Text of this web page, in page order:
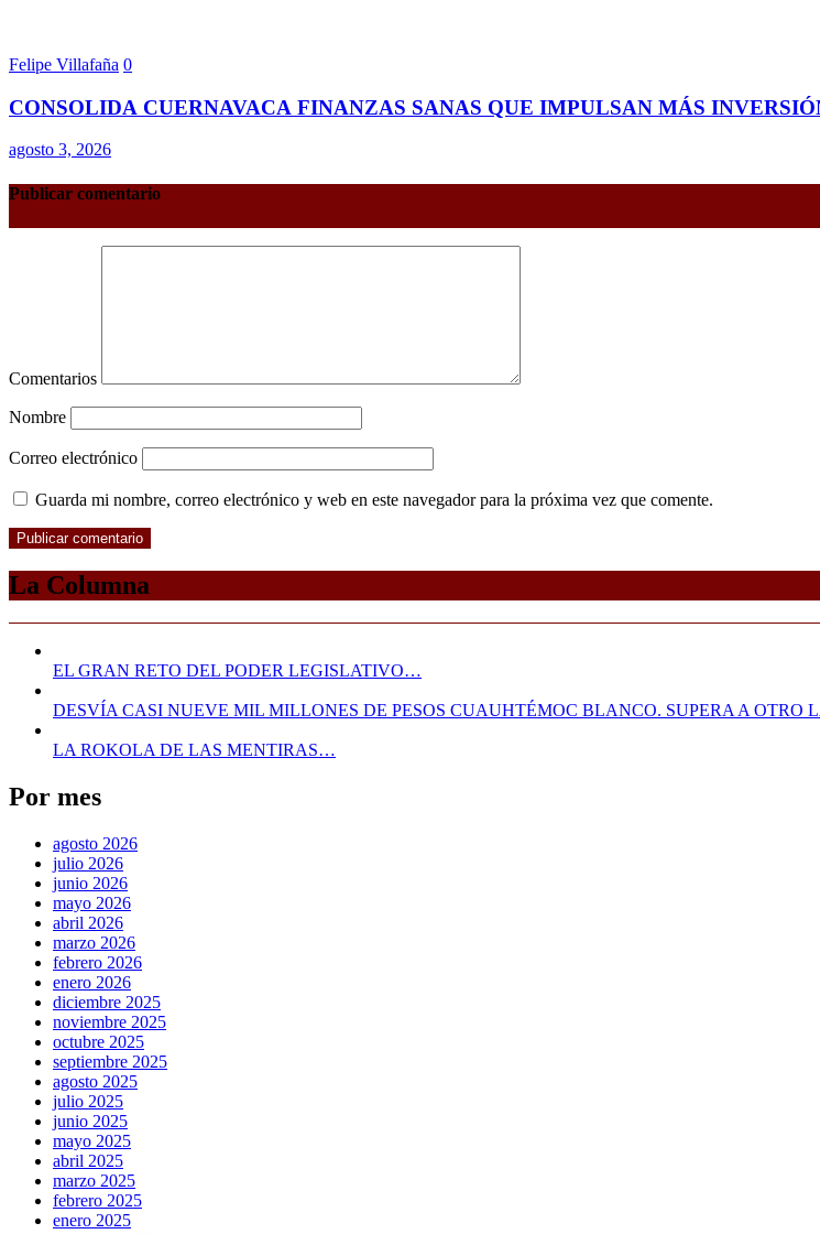
Felipe Villafaña 0
CONSOLIDA CUERNAVACA FINANZAS SANAS QUE IMPULSAN MÁS
agosto 3, 2026
Publicar comentario
Comentarios
Nombre
Correo electrónico
Guarda mi nombre, correo electrónico y web en este navegador para la próxima vez que comente.
La Columna
EL GRAN RETO DEL PODER LEGISLATIVO…
DESVÍA CASI NUEVE MIL MILLONES DE PESOS CUAUHTÉMOC BLANCO. SUPERA A
LA ROKOLA DE LAS MENTIRAS…
Por mes
agosto 2026
julio 2026
junio 2026
mayo 2026
abril 2026
marzo 2026
febrero 2026
enero 2026
diciembre 2025
noviembre 2025
octubre 2025
septiembre 2025
agosto 2025
julio 2025
junio 2025
mayo 2025
abril 2025
marzo 2025
febrero 2025
enero 2025